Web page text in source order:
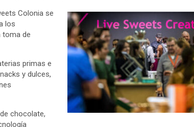
Colonia se
los
toma de
primas e
y dulces,
chocolate,